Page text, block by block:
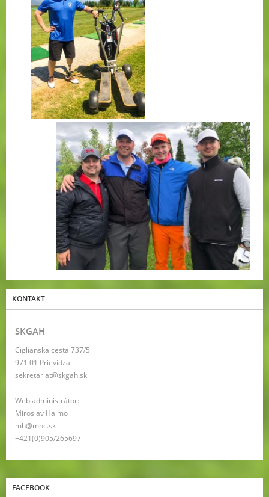
KONTAKT
SKGAH
Ciglianska cesta 737/5
971 01 Prievidza
sekretariat@skgah.sk
Web administrátor:
Miroslav Halmo
mh@mhc.sk
+421(0)905/265697
FACEBOOK